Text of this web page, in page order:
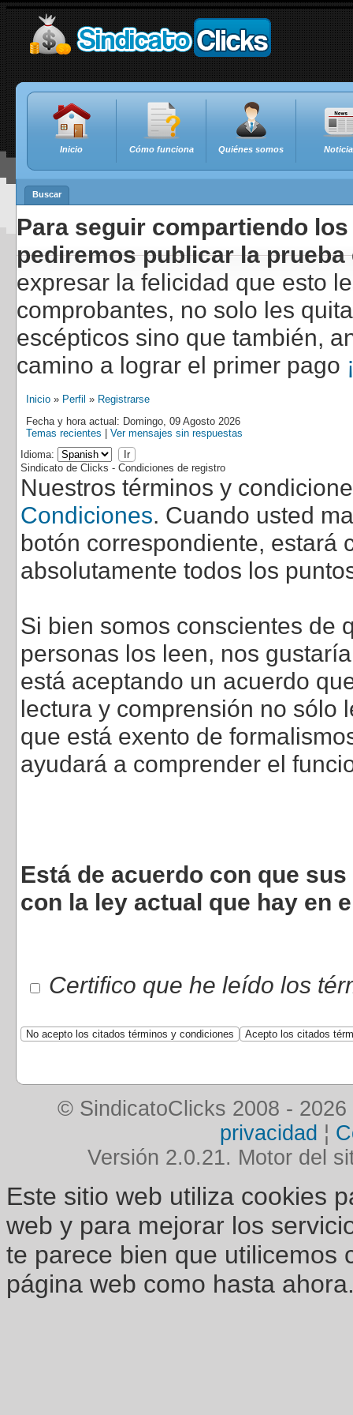
Inicio Cómo funciona Quiénes somos
Buscar
Para seguir compartiendo
pediremos publicar la
expresar la felicidad que esto
comprobantes, no solo les
escépticos sino que también,
camino a lograr el primer pago
Inicio » Perfil » Registrarse
Fecha y hora actual: Domingo, 09 Agosto 2026
Temas recientes
Ver mensajes sin respuestas
Idioma:
Sindicato de Clicks - Condiciones de registro
Nuestros términos y
Condiciones. Cuando usted
botón correspondiente, estará
absolutamente todos los
Si bien somos conscientes de
personas los leen, nos
está aceptando un acuerdo
lectura y comprensión no sólo
que está exento de
ayudará a comprender el
Está de acuerdo con que
con la ley actual que hay en
Certifico que he leído los
© SindicatoClicks 2008 - 2026
privacidad ¦
Versión 2.0.21. Motor del
Este sitio web utiliza cookies
web y para mejorar los
te parece bien que utilicemos
página web como hasta